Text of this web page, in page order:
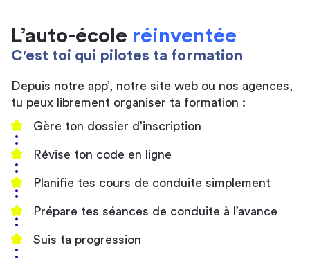
L’auto-école réinventée
C'est toi qui pilotes ta formation
Depuis notre app’, notre site web ou nos agences,
tu peux librement organiser ta formation :
Gère ton dossier d’inscription
Révise ton code en ligne
Planifie tes cours de conduite simplement
Prépare tes séances de conduite à l’avance
Suis ta progression